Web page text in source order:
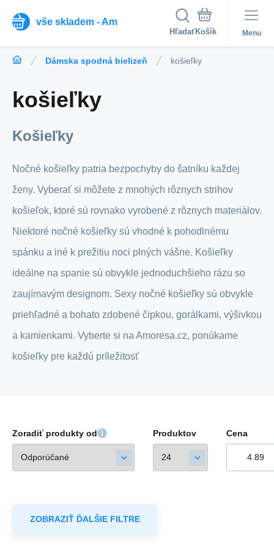
vše skladem - Am
Hľadať Menu
Dámska spodná bielizeň košieľky
košieľky
Košieľky
Nočné košieľky patria bezpochyby do šatníku každej
ženy. Vyberať si môžete z mnohých rôznych strihov
košieľok, ktoré sú rovnako vyrobené z rôznych materiálov.
Niektoré nočné košieľky sú vhodné k pohodlnému
spánku a iné k prežitiu noci plných vášne. Košieľky
ideálne na spanie sú obvykle jednoduchšieho rázu so
zaujímavým designom. Sexy nočné košieľky sú obvykle
priehľadné a bohato zdobené čipkou, gorálkami, výšivkou
a kamienkami. Vyberte si na Amoresa.cz, ponúkame
košieľky pre každú príležitosť
Zoradiť produkty od Produktov Cena
ZOBRAZIŤ ĎALŠIE FILTRE